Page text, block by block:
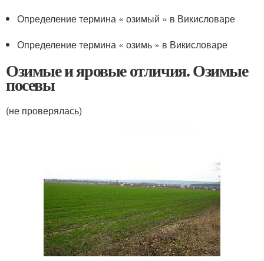
Определение термина « озимый » в Викисловаре
Определение термина « озимь » в Викисловаре
Озимые и яровые отличия. Озимые
посевы
(не проверялась)